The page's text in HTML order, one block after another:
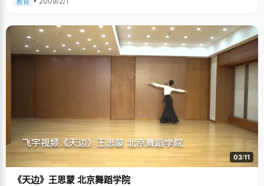
多了，所以学习就好了，要说我学习的经验，就两个字&lsquo;看书
改变很大。她不再抱怨父母的繁忙，很能理解和支持他们的事业，跟同学的
关系也渐渐亲近起来，偶尔还会跟好朋友分享一下自己小心事，在同学们眼
里，邓莹兰俨然变成了一个阳光女孩。 在我们采访的头一天，邓莹兰刚过完
她17岁的生日，买了零食和蛋糕，跟宿舍的同学们小热闹了一番。又长了一
岁，来到北大，开始了新的学习和生活，邓莹兰给自己的心愿就是在新的环
境里，每天都进步一点，最主要的是要快乐一些，多认识一些朋友。 我们真
的无法想象眼前的邓莹兰在过去很长时间里是如何挣扎，艰难度过心里的泥
淖区的，但这似乎不太重要了，至少眼前开朗快乐的邓莹兰，已经坚强的走
了过来，祝福她在北大这片新天地，收获知识和快乐。
言无华，悠然自在。但当谈到感兴趣的话题时，他立即神采飞扬起来，好似
一个小孩子在用彩笔绘制自己的梦想，色彩在现实之外，有些梦幻，有些飘
忽。透过他鼻梁上两片斯文的小镜片，我们看到许多簇小火苗在他眼睛里跳
跃飞舞着，不知道多少想法在已经在不知不觉中飘过脑海。 曾经也很不听话
张南飞从小出生在广西桂林一个普通的家庭里，他的幼儿时期都是在爷爷家
里度过，离开了爸爸妈妈严厉的管教，得以常常跟着同龄的小孩子们一起玩
耍，滑梯，打架，虽然也常遭到老一辈革命家爷爷的严厉责骂和皮肉之痛，
但总体来说，他还是度过了一个无忧无虑的童年。因为爸爸妈妈不在一个地
方工作，他不得不一段时间就换一个城市和爸爸或者妈妈住上一段时间。他
早已经习惯了这样的生活方式，所以爸爸妈妈离异的消息并没有给他带来太
多的影响，除了每年过年的一些不知所措："不知道要在谁那里过年，去一
边，另一边肯定不高兴，很愁呀。" 张南飞的小学初中生活在半叛逆半乖巧中
度过，不听老师讲话，上课讲小话，跟老师顶嘴，斗气，被扣分罚站，跟一
群男孩子演绎哥们义气，"共同进退"不服老师管教。他是那种让老师又气又
爱的学生，因为当你一手准备因为他犯错扣分的同时，另一只手上的卷子却
显示他考的是满分。"到初中毕业了，才慢慢懂事起来，不再总给老师添乱
了，"张南飞深深为当年的不懂事愧疚。 高考，数学是个遗憾 当状元的感觉
03:11
《天边》王思蒙 北京舞蹈学院